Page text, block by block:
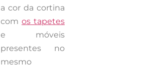
a cor da cortina
com os tapetes
e móveis
presentes no
mesmo